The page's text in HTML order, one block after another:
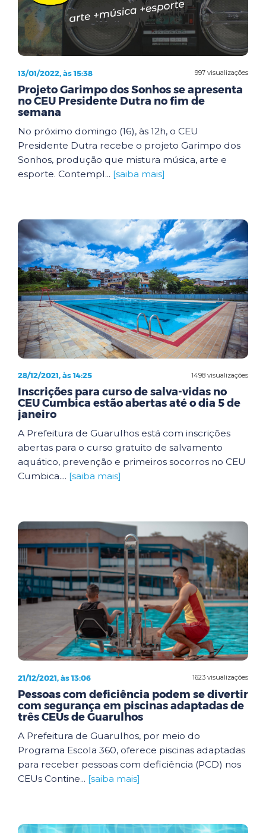
997 visualizações
13/01/2022, às 15:38
Projeto Garimpo dos Sonhos se apresenta
no CEU Presidente Dutra no fim de
semana
No próximo domingo (16), às 12h, o CEU
Presidente Dutra recebe o projeto Garimpo dos
Sonhos, produção que mistura música, arte e
esporte. Contempl... [saiba mais]
1498 visualizações
28/12/2021, às 14:25
Inscrições para curso de salva-vidas no
CEU Cumbica estão abertas até o dia 5 de
janeiro
A Prefeitura de Guarulhos está com inscrições
abertas para o curso gratuito de salvamento
aquático, prevenção e primeiros socorros no CEU
Cumbica.... [saiba mais]
1623 visualizações
21/12/2021, às 13:06
Pessoas com deficiência podem se divertir
com segurança em piscinas adaptadas de
três CEUs de Guarulhos
A Prefeitura de Guarulhos, por meio do
Programa Escola 360, oferece piscinas adaptadas
para receber pessoas com deficiência (PCD) nos
CEUs Contine... [saiba mais]